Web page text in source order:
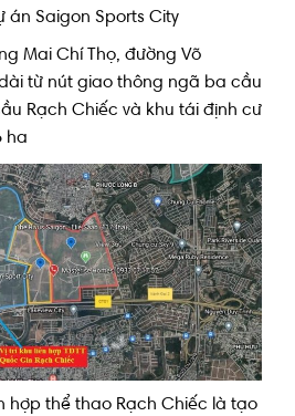
án Saigon Sports City
Mai Chí Thọ, đường Võ
từ nút giao thông ngã ba cầu
Rạch Chiếc và khu tái định cư
ha
hợp thể thao Rạch Chiếc là tạo